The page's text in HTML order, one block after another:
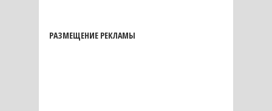
РАЗМЕЩЕНИЕ РЕКЛАМЫ